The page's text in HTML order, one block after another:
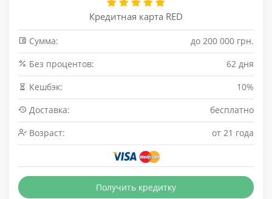
Кредитная карта RED
Сумма:
до 200 000 грн.
Без процентов:
62 дня
Кешбэк:
10%
Доставка:
бесплатно
Возраст:
от 21 года
Получить кредитку